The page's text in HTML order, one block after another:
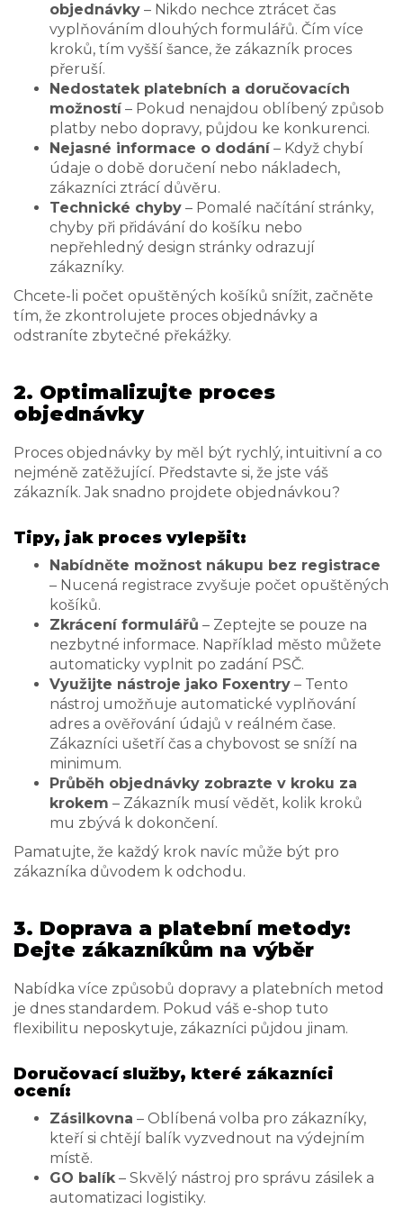
objednávky – Nikdo nechce ztrácet čas
vyplňováním dlouhých formulářů. Čím více
kroků, tím vyšší šance, že zákazník proces
přeruší.
Nedostatek platebních a doručovacích
možností– Pokud nenajdou oblíbený způsob
platby nebo dopravy, půjdou ke konkurenci.
Nejasné informace o dodání– Když chybí
údaje o době doručení nebo nákladech,
zákazníci ztrácí důvěru.
Technické chyby – Pomalé načítání stránky,
chyby při přidávání do košíku nebo
nepřehledný design stránky odrazují
zákazníky.
Chcete-li počet opuštěných košíků snížit, začněte
tím, že zkontrolujete proces objednávky a
odstraníte zbytečné překážky.
2. Optimalizujte proces
objednávky
Proces objednávky by měl být rychlý, intuitivní a co
nejméně zatěžující. Představte si, že jste váš
zákazník. Jak snadno projdete objednávkou?
Tipy, jak proces vylepšit:
Nabídněte možnost nákupu bez registrace
– Nucená registrace zvyšuje počet opuštěných
košíků.
Zkrácení formulářů – Zeptejte se pouze na
nezbytné informace. Například město můžete
automaticky vyplnit po zadání PSČ.
Využijte nástroje jako Foxentry – Tento
nástroj umožňuje automatické vyplňování
adres a ověřování údajů v reálném čase.
Zákazníci ušetří čas a chybovost se sníží na
minimum.
Průběh objednávky zobrazte v kroku za
krokem – Zákazník musí vědět, kolik kroků
mu zbývá k dokončení.
Pamatujte, že každý krok navíc může být pro
zákazníka důvodem k odchodu.
3. Doprava a platební metody:
Dejte zákazníkům na výběr
Nabídka více způsobů dopravy a platebních metod
je dnes standardem. Pokud váš e-shop tuto
flexibilitu neposkytuje, zákazníci půjdou jinam.
Doručovací služby, které zákazníci
ocení:
Zásilkovna – Oblíbená volba pro zákazníky,
kteří si chtějí balík vyzvednout na výdejním
místě.
GO balík– Skvělý nástroj pro správu zásilek a
automatizaci logistiky.